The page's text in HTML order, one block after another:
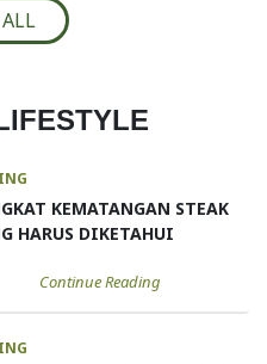
KEMATANGAN STEAK
HARUS DIKETAHUI
Continue Reading